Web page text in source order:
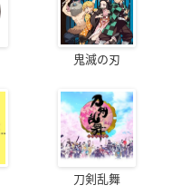
鬼滅の刃
刀剣乱舞